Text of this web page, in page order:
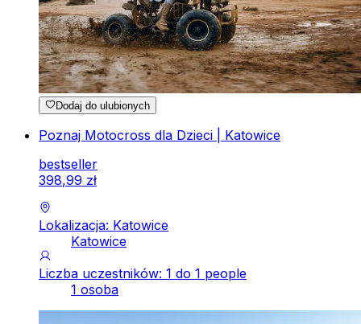
Dodaj do ulubionych
Poznaj Motocross dla Dzieci | Katowice
bestseller
398,99 zł
Lokalizacja: Katowice
Katowice
Liczba uczestników: 1 do 1 people
1 osoba